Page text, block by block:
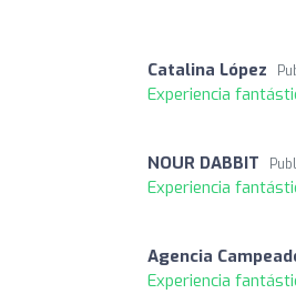
Catalina López
Experiencia
NOUR DABBIT
Experiencia
Agencia
Experiencia